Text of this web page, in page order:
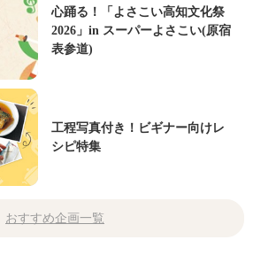
心踊る！「よさこい高知文化祭
2026」in スーパーよさこい(原宿
表参道)
工程写真付き！ビギナー向けレ
シピ特集
おすすめ企画一覧